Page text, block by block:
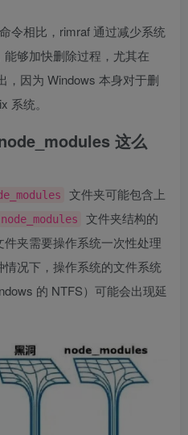
命令相比，rimraf 通过减少系统
够加快删除过程，尤其在
，因为 Windows 本身对于删
系统。
这么
文件夹可能包含上
node_modules
文件夹结构的
夹需要操作系统一次性处理
况下，操作系统的文件系统
的 NTFS）可能会出现延